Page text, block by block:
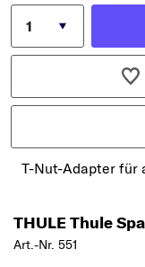
T-Nut-Adapter für
THULE Thule
Art.-Nr. 551